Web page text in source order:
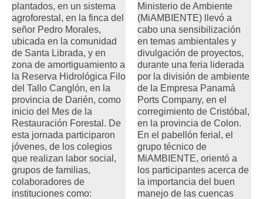
plantados, en un sistema
agroforestal, en la finca del
señor Pedro Morales,
ubicada en la comunidad
de Santa Librada, y en
zona de amortiguamiento a
la Reserva Hidrológica Filo
del Tallo Canglón, en la
provincia de Darién, como
inicio del Mes de la
Restauración Forestal. De
esta jornada participaron
jóvenes, de los colegios
que realizan labor social,
grupos de familias,
colaboradores de
instituciones como:
Ministerio de Ambiente
(MiAMBIENTE) llevó a
cabo una sensibilización
en temas ambientales y
divulgación de proyectos,
durante una feria liderada
por la división de ambiente
de la Empresa Panamá
Ports Company, en el
corregimiento de Cristóbal,
en la provincia de Colon.
En el pabellón ferial, el
grupo técnico de
MiAMBIENTE, orientó a
los participantes acerca de
la importancia del buen
manejo de las cuencas